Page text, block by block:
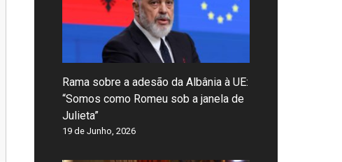
Rama sobre a adesão da Albânia à UE:
“Somos como Romeu sob a janela de
Julieta”
19 de Junho, 2026